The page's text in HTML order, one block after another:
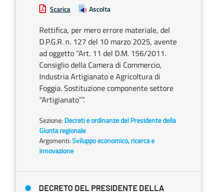
Scarica Ascolta
Rettifica, per mero errore materiale, del
D.P.G.R. n. 127 del 10 marzo 2025, avente
ad oggetto “Art. 11 del D.M. 156/2011.
Consiglio della Camera di Commercio,
Industria Artigianato e Agricoltura di
Foggia. Sostituzione componente settore
“Artigianato””.
Sezione: Decreti e ordinanze del Presidente della
Giunta regionale
Argomenti:Sviluppo economico, ricerca e
innovazione
DECRETO DEL PRESIDENTE DELLA